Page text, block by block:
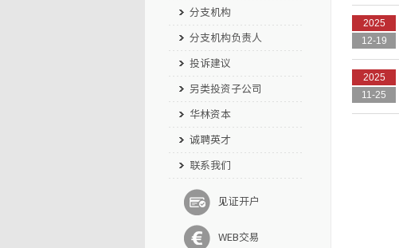
分支机构
分支机构负责人
投诉建议
另类投资子公司
华林资本
诚聘英才
联系我们
见证开户
WEB交易
2025
12-19
2025
11-25